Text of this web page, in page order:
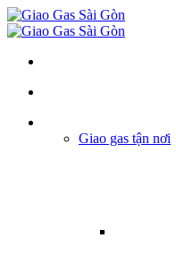
Giao gas tận nơi